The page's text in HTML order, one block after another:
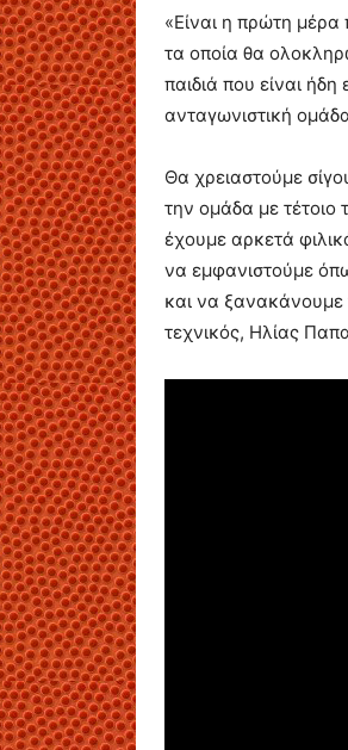
«Είναι η πρώτη μέρα
τα οποία θα
παιδιά που είναι
ανταγωνιστική
Θα χρειαστούμε
την ομάδα με τέτοιο
έχουμε αρκετά
να εμφανιστούμε
και να ξανακάνουμε
τεχνικός, Ηλίας